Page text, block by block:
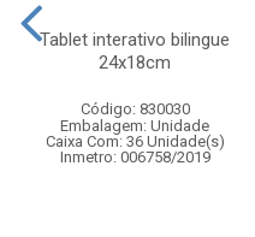
Tablet interativo bilingue
24x18cm
Código: 830030
Embalagem: Unidade
Caixa Com: 36 Unidade(s)
Inmetro: 006758/2019